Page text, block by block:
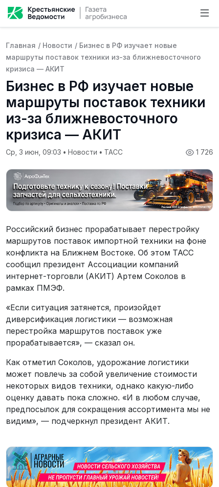
Главная / Новости / Бизнес в РФ изучает новые
маршруты поставок техники из-за ближневосточного
кризиса — АКИТ
Бизнес в РФ изучает новые
маршруты поставок техники
из-за ближневосточного
кризиса — АКИТ
1 726
Ср, 3 июн, 09:03 • Новости • ТАСС
Российский бизнес прорабатывает перестройку
маршрутов поставок импортной техники на фоне
конфликта на Ближнем Востоке. Об этом ТАСС
сообщил президент Ассоциации компаний
интернет-торговли (АКИТ) Артем Соколов в
рамках ПМЭФ.
«Если ситуация затянется, произойдет
диверсификация логистики — возможная
перестройка маршрутов поставок уже
прорабатывается», — сказал он.
Как отметил Соколов, удорожание логистики
может повлечь за собой увеличение стоимости
некоторых видов техники, однако какую-либо
оценку давать пока сложно. «И в любом случае,
предпосылок для сокращения ассортимента мы не
видим», — подчеркнул президент АКИТ.